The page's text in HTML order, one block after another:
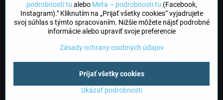
DogFriendly
Psíky sú u nás vítané
©2026Copyright
Predvoľby súkromiaZásady ochrany osobných údajov
Stav objednávky
Vytvorené pomocou:BiznisWeb.sk
podrobnosti tu alebo Meta – podrobnosti tu (Facebook,
Instagram)." Kliknutím na „Prijať všetky cookies“ vyjadrujete
svoj súhlas s týmto spracovaním. Nižšie môžete nájsť podrobné
informácie alebo upraviť svoje preferencie
Zásady ochrany osobných údajov
Ukázať podrobnosti
Prijať všetky cookies